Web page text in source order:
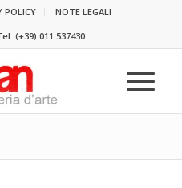
POLICY
NOTE LEGALI
(+39) 011 537430